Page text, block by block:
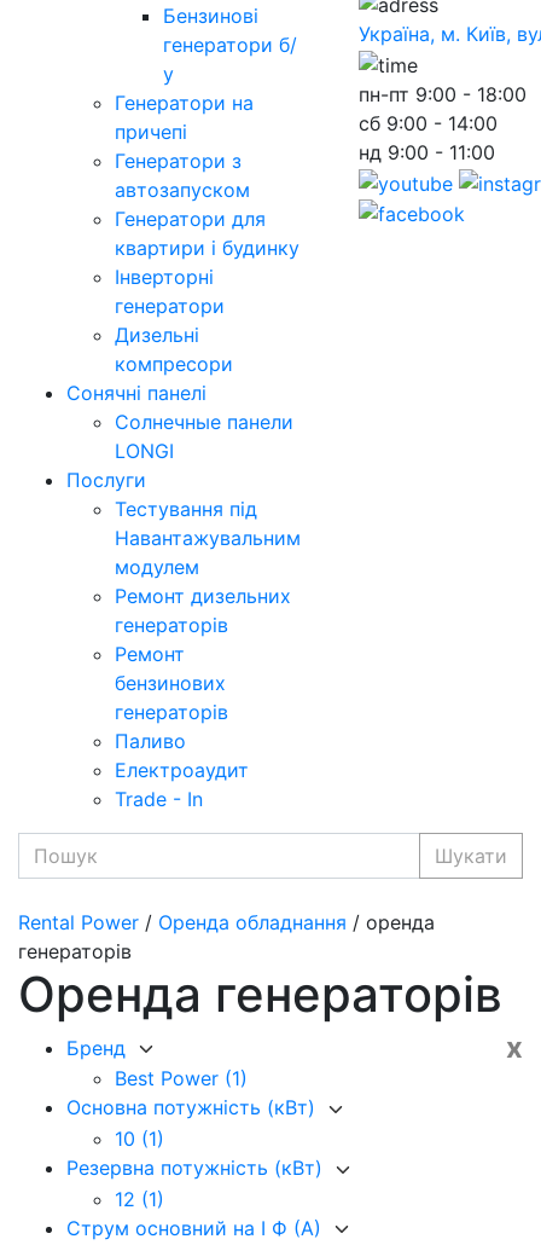
Бензинові
генератори б/
у
Генератори на
причепі
Генератори з
автозапуском
Генератори для
квартири і будинку
Інверторні
генератори
Дизельні
компресори
Сонячні панелі
Солнечные панели
LONGI
Послуги
Тестування під
Навантажувальним
модулем
Ремонт дизельних
генераторів
Ремонт
бензинових
генераторів
Паливо
Електроаудит
Trade - In
Україна, м. Київ,
пн-пт 9:00 - 18:00
сб 9:00 - 14:00
нд 9:00 - 11:00
Шукати
Rental Power / Оренда обладнання / оренда
генераторів
Оренда генераторів
x
Бренд
Best Power (1)
Основна потужність (кВт)
10 (1)
Резервна потужність (кВт)
12 (1)
Струм основний на I Ф (А)